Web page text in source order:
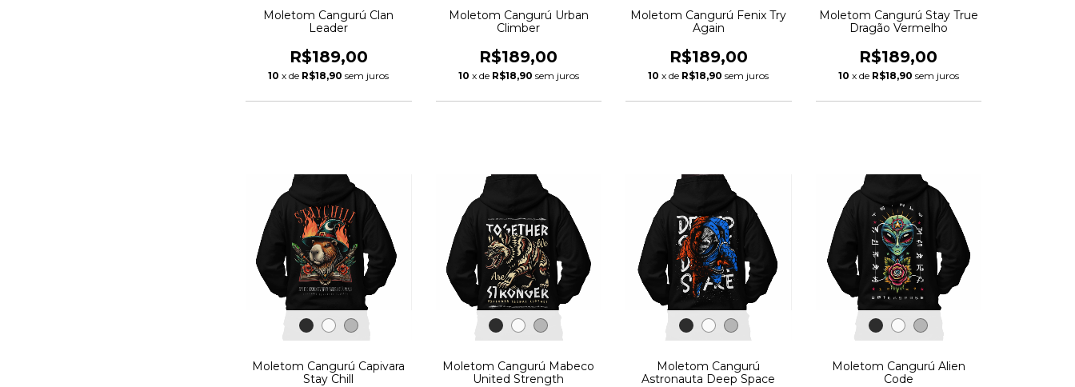
Moletom Cangurú Clan
Leader
R$189,00
10 x de R$18,90 sem juros
Moletom Cangurú Urban
Climber
R$189,00
10 x de R$18,90 sem juros
Moletom Cangurú Fenix Try
Again
R$189,00
10 x de R$18,90 sem juros
Moletom Cangurú Stay True
Dragão Vermelho
R$189,00
10 x de R$18,90 sem juros
Moletom Cangurú Capivara
Stay Chill
Moletom Cangurú Mabeco
United Strength
Moletom Cangurú
Astronauta Deep Space
Moletom Cangurú Alien
Code